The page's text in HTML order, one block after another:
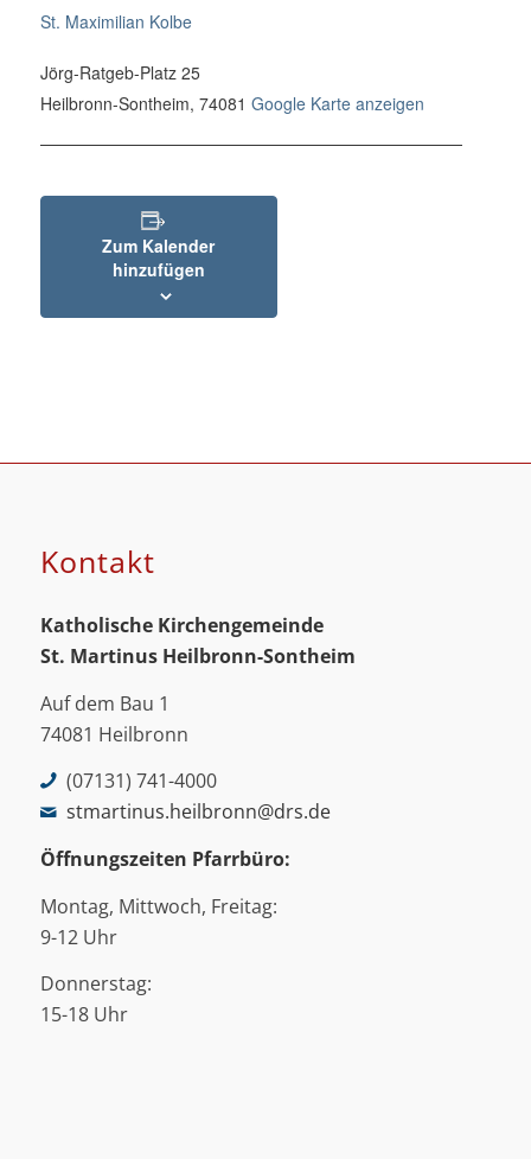
St. Maximilian Kolbe
Jörg-Ratgeb-Platz 25
Heilbronn-Sontheim, 74081 Google Karte anzeigen
Zum Kalender
hinzufügen
Kontakt
Katholische Kirchengemeinde
St. Martinus Heilbronn-Sontheim
Auf dem Bau 1
74081 Heilbronn
(07131) 741-4000
stmartinus.heilbronn@drs.de
Öffnungszeiten Pfarrbüro:
Montag, Mittwoch, Freitag:
9-12 Uhr
Donnerstag:
15-18 Uhr